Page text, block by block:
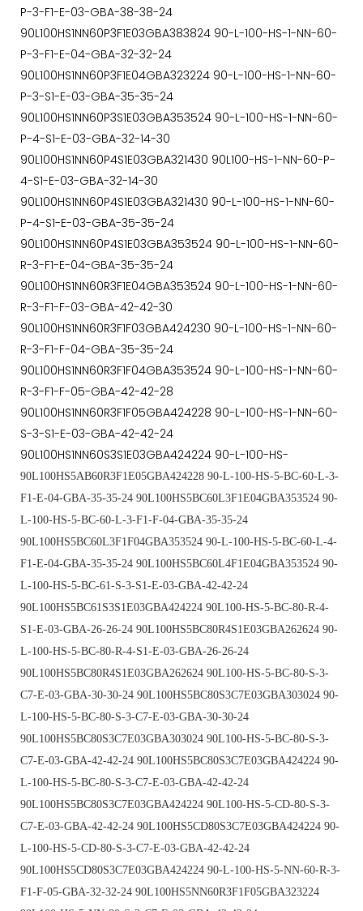
P-3-F1-E-03-GBA-38-38-24
90L100HS1NN60P3F1E03GBA383824 90-L-100-HS-1-NN-60-
P-3-F1-E-04-GBA-32-32-24
90L100HS1NN60P3F1E04GBA323224 90-L-100-HS-1-NN-60-
P-3-S1-E-03-GBA-35-35-24
90L100HS1NN60P3S1E03GBA353524 90-L-100-HS-1-NN-60-
P-4-S1-E-03-GBA-32-14-30
90L100HS1NN60P4S1E03GBA321430 90L100-HS-1-NN-60-P-
4-S1-E-03-GBA-32-14-30
90L100HS1NN60P4S1E03GBA321430 90-L-100-HS-1-NN-60-
P-4-S1-E-03-GBA-35-35-24
90L100HS1NN60P4S1E03GBA353524 90-L-100-HS-1-NN-60-
R-3-F1-E-04-GBA-35-35-24
90L100HS1NN60R3F1E04GBA353524 90-L-100-HS-1-NN-60-
R-3-F1-F-03-GBA-42-42-30
90L100HS1NN60R3F1F03GBA424230 90-L-100-HS-1-NN-60-
R-3-F1-F-04-GBA-35-35-24
90L100HS1NN60R3F1F04GBA353524 90-L-100-HS-1-NN-60-
R-3-F1-F-05-GBA-42-42-28
90L100HS1NN60R3F1F05GBA424228 90-L-100-HS-1-NN-60-
S-3-S1-E-03-GBA-42-42-24
90L100HS1NN60S3S1E03GBA424224 90-L-100-HS-
90L100HS5AB60R3F1E05GBA424228 90-L-100-HS-5-BC-60-L-3-
F1-E-04-GBA-35-35-24 90L100HS5BC60L3F1E04GBA353524 90-
L-100-HS-5-BC-60-L-3-F1-F-04-GBA-35-35-24
90L100HS5BC60L3F1F04GBA353524 90-L-100-HS-5-BC-60-L-4-
F1-E-04-GBA-35-35-24 90L100HS5BC60L4F1E04GBA353524 90-
L-100-HS-5-BC-61-S-3-S1-E-03-GBA-42-42-24
90L100HS5BC61S3S1E03GBA424224 90L100-HS-5-BC-80-R-4-
S1-E-03-GBA-26-26-24 90L100HS5BC80R4S1E03GBA262624 90-
L-100-HS-5-BC-80-R-4-S1-E-03-GBA-26-26-24
90L100HS5BC80R4S1E03GBA262624 90L100-HS-5-BC-80-S-3-
C7-E-03-GBA-30-30-24 90L100HS5BC80S3C7E03GBA303024 90-
L-100-HS-5-BC-80-S-3-C7-E-03-GBA-30-30-24
90L100HS5BC80S3C7E03GBA303024 90L100-HS-5-BC-80-S-3-
C7-E-03-GBA-42-42-24 90L100HS5BC80S3C7E03GBA424224 90-
L-100-HS-5-BC-80-S-3-C7-E-03-GBA-42-42-24
90L100HS5BC80S3C7E03GBA424224 90L100-HS-5-CD-80-S-3-
C7-E-03-GBA-42-42-24 90L100HS5CD80S3C7E03GBA424224 90-
L-100-HS-5-CD-80-S-3-C7-E-03-GBA-42-42-24
90L100HS5CD80S3C7E03GBA424224 90-L-100-HS-5-NN-60-R-3-
F1-F-05-GBA-32-32-24 90L100HS5NN60R3F1F05GBA323224